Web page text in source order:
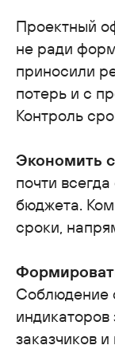
Проектный
не ради
приносили
потерь и с
Контроль
Экономить
почти
бюджета.
сроки,
Соблюдение
индикаторов
заказчиков